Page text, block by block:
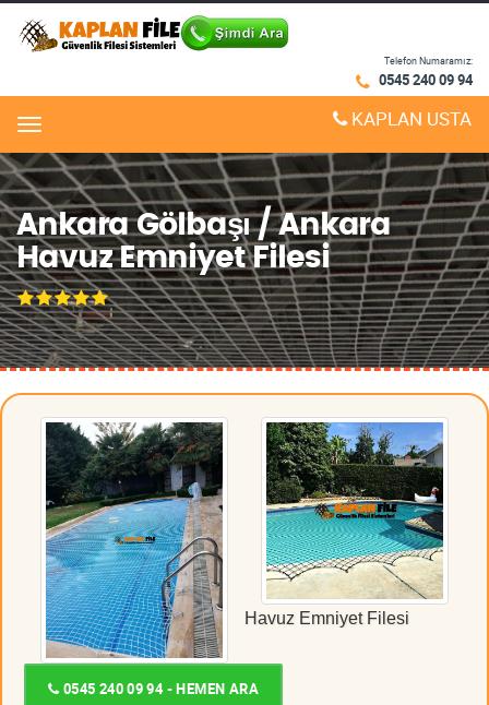
Telefon Numaramız:
0545 240 09 94
Menu KAPLAN USTA
Ankara Gölbaşı / Ankara
Havuz Emniyet Filesi
Havuz Emniyet Filesi
0545 240 09 94 - HEMEN ARA